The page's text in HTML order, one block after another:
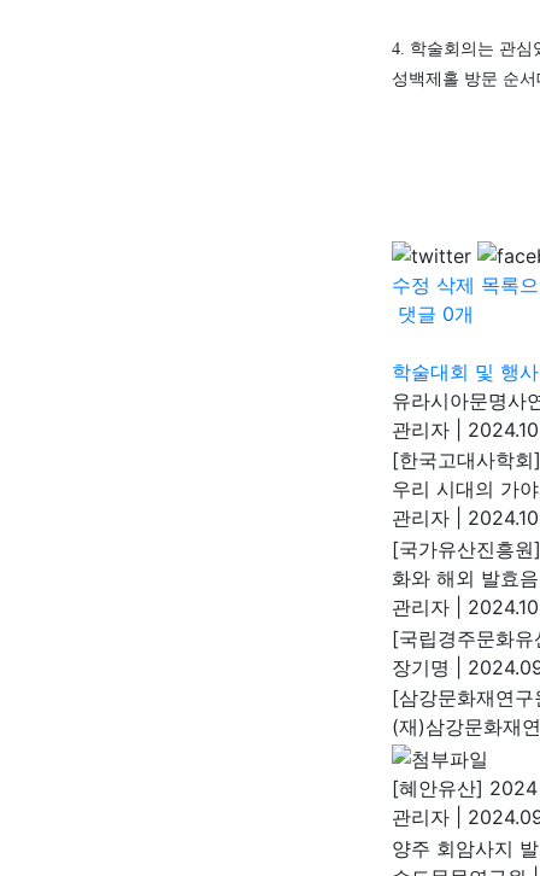
4. 학술회의는 관심
성백제홀 방문 순
수정 삭제 목록
댓글 0개
학술대회 및 행사
유라시아문명사
관리자
[한국고대사학
우리 시대의 가
관리자
[국가유산진흥
화와 해외 발효
관리자
[국립경주문화
장기명
[삼강문화재연
(재)삼강문화재
[혜안유산]
관리자
양주 회암사지